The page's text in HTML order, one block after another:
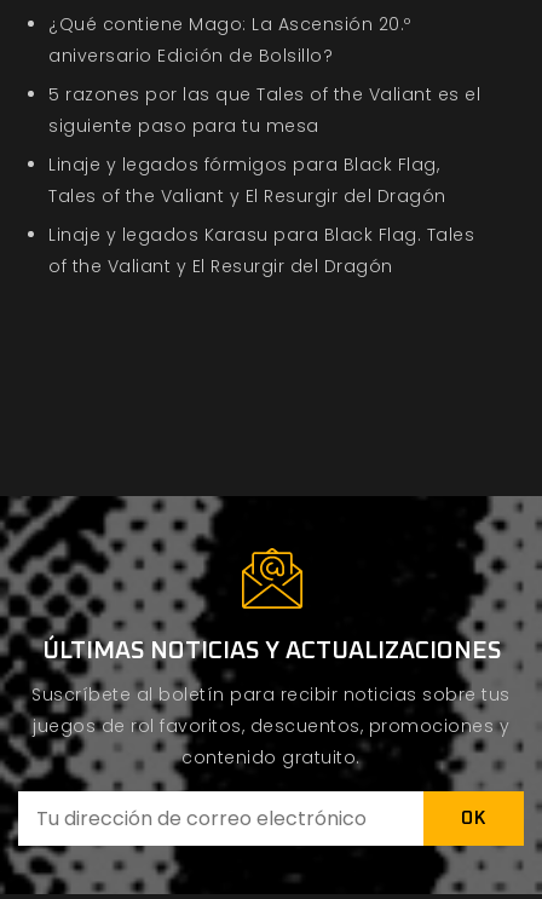
¿Qué contiene Mago: La Ascensión 20.º
aniversario Edición de Bolsillo?
5 razones por las que Tales of the Valiant es el
siguiente paso para tu mesa
Linaje y legados fórmigos para Black Flag,
Tales of the Valiant y El Resurgir del Dragón
Linaje y legados Karasu para Black Flag. Tales
of the Valiant y El Resurgir del Dragón
ÚLTIMAS NOTICIAS Y ACTUALIZACIONES
Suscríbete al boletín para recibir noticias sobre tus
juegos de rol favoritos, descuentos, promociones y
contenido gratuito.